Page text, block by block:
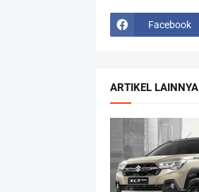
Facebook
ARTIKEL LAINNYA